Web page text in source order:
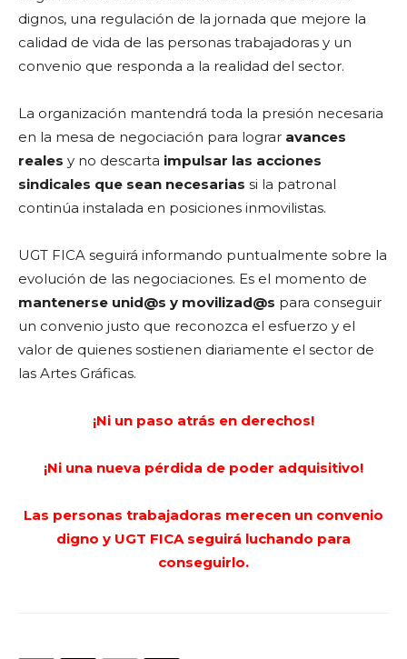
dignos, una regulación de la jornada que mejore la
calidad de vida de las personas trabajadoras y un
convenio que responda a la realidad del sector.
La organización mantendrá toda la presión necesaria
en la mesa de negociación para lograr avances
reales y no descarta impulsar las acciones
sindicales que sean necesarias si la patronal
continúa instalada en posiciones inmovilistas.
UGT FICA seguirá informando puntualmente sobre la
evolución de las negociaciones. Es el momento de
mantenerse unid@s y movilizad@s para conseguir
un convenio justo que reconozca el esfuerzo y el
valor de quienes sostienen diariamente el sector de
las Artes Gráficas.
¡Ni un paso atrás en derechos!
¡Ni una nueva pérdida de poder adquisitivo!
Las personas trabajadoras merecen un convenio
digno y UGT FICA seguirá luchando para
conseguirlo.